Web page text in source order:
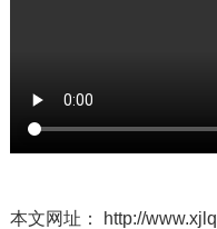
本文网址： http://